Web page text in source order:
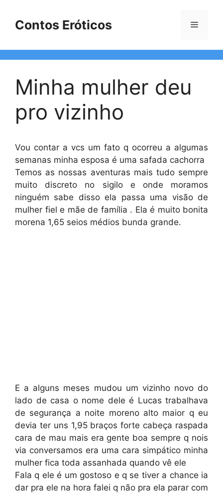
Contos Eróticos Menu
Minha mulher deu
pro vizinho
Vou contar a vcs um fato q ocorreu a algumas
semanas minha esposa é uma safada cachorra
Temos as nossas aventuras mais tudo sempre
muito discreto no sigilo e onde moramos
ninguém sabe disso ela passa uma visão de
mulher fiel e mãe de família . Ela é muito bonita
morena 1,65 seios médios bunda grande.
E a alguns meses mudou um vizinho novo do
lado de casa o nome dele é Lucas trabalhava
de segurança a noite moreno alto maior q eu
devia ter uns 1,95 braços forte cabeça raspada
cara de mau mais era gente boa sempre q nois
via conversamos era uma cara simpático minha
mulher fica toda assanhada quando vê ele
Fala q ele é um gostoso e q se tiver a chance ia
dar pra ele na hora falei q não pra ela parar com